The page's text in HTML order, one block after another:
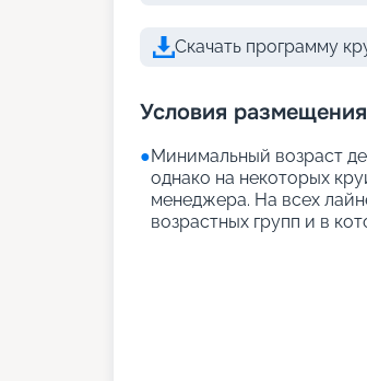
Скачать программу
Условия
●Минимальный возраст
однако на некоторых
менеджера. На всех
возрастных групп и в